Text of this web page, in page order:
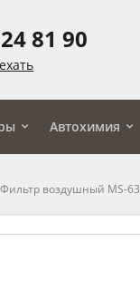
81 90
Автохимия
Фильтр воздушный MS-